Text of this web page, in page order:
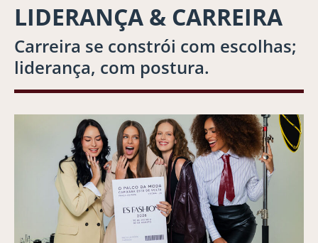
LIDERANÇA & CARREIRA
Carreira se constrói com escolhas;
liderança, com postura.